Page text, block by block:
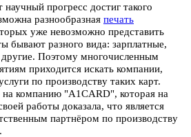
прогресс достиг такого
разнообразная печать
уже невозможно представить
бывают разного вида: зарплатные,
Поэтому многочисленным
приходится искать компании,
по производству таких карт.
компанию "A1CARD", которая на
работы доказала, что является
партнёром по производству